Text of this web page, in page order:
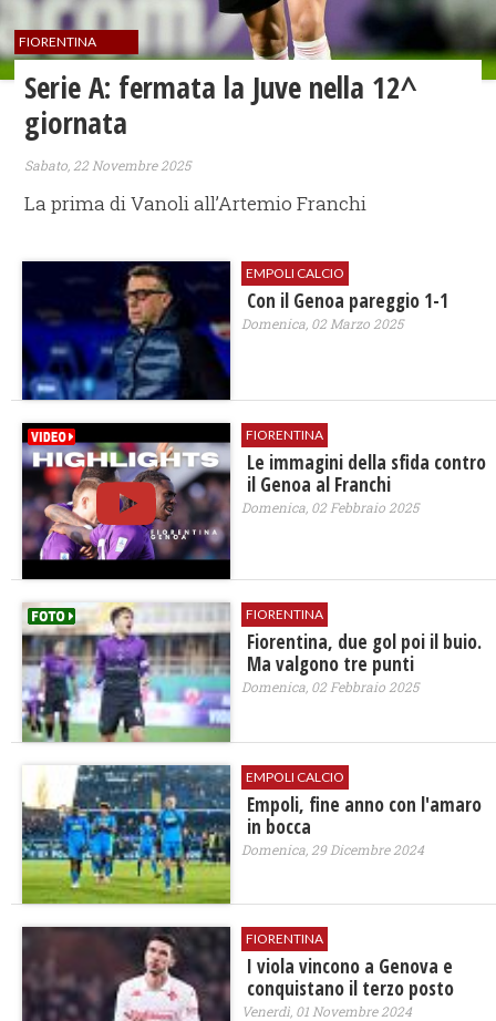
FIORENTINA
Serie A: fermata la Juve nella 12^
giornata
Sabato, 22 Novembre 2025
La prima di Vanoli all’Artemio Franchi
EMPOLI CALCIO
Con il Genoa pareggio 1-1
Domenica, 02 Marzo 2025
FIORENTINA
Le immagini della sfida contro
il Genoa al Franchi
Domenica, 02 Febbraio 2025
FIORENTINA
Fiorentina, due gol poi il buio.
Ma valgono tre punti
Domenica, 02 Febbraio 2025
EMPOLI CALCIO
Empoli, fine anno con l'amaro
in bocca
Domenica, 29 Dicembre 2024
FIORENTINA
I viola vincono a Genova e
conquistano il terzo posto
Venerdì, 01 Novembre 2024